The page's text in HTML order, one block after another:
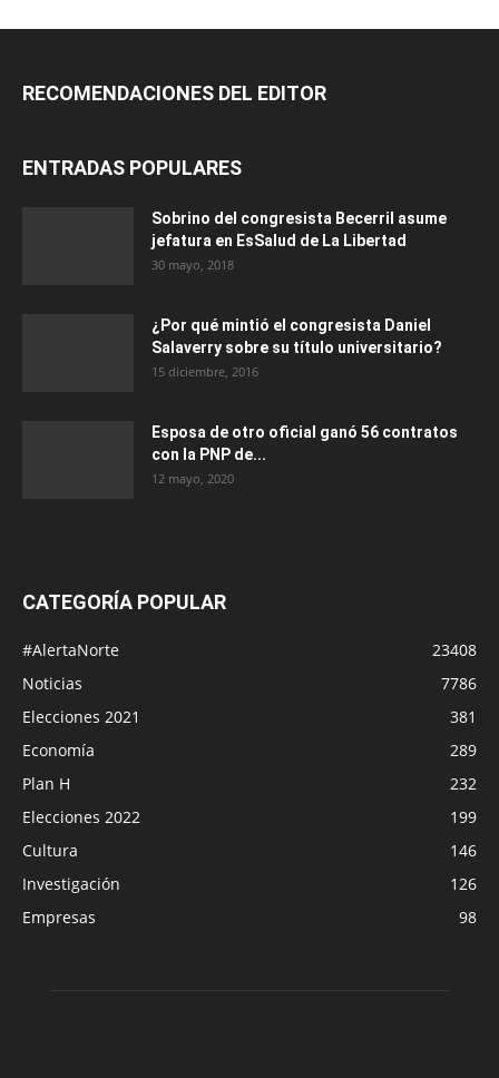
RECOMENDACIONES DEL EDITOR
ENTRADAS POPULARES
Sobrino del congresista Becerril asume
jefatura en EsSalud de La Libertad
30 mayo, 2018
¿Por qué mintió el congresista Daniel
Salaverry sobre su título universitario?
15 diciembre, 2016
Esposa de otro oficial ganó 56 contratos
con la PNP de...
12 mayo, 2020
CATEGORÍA POPULAR
#AlertaNorte
23408
Noticias
7786
Elecciones 2021
381
Economía
289
Plan H
232
Elecciones 2022
199
Cultura
146
Investigación
126
Empresas
98